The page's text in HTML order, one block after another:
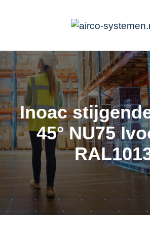
Inoac
45° NU75